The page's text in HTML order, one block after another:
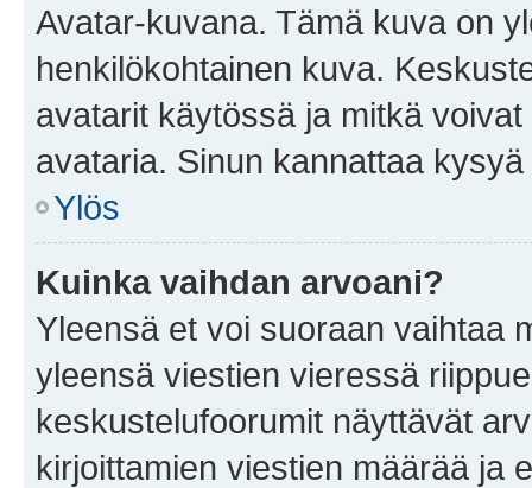
Avatar-kuvana. Tämä kuva on
henkilökohtainen kuva.
avatarit käytössä ja mitkä
avataria. Sinun kannattaa
Ylös
Kuinka vaihdan arvoani?
Yleensä et voi suoraan vaihtaa
yleensä viestien vieressä
keskustelufoorumit näyttävät
kirjoittamien viestien määrää ja